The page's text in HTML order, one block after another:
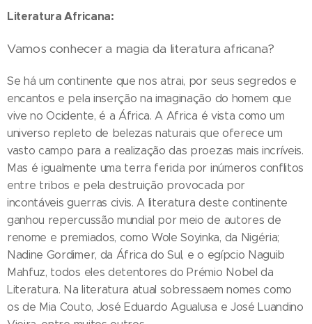
Literatura Africana:
Vamos conhecer a magia da literatura africana?
Se há um continente que nos atrai, por seus segredos e
encantos e pela inserção na imaginação do homem que
vive no Ocidente, é a África. A Africa é vista como um
universo repleto de belezas naturais que oferece um
vasto campo para a realização das proezas mais incríveis.
Mas é igualmente uma terra ferida por inúmeros conflitos
entre tribos e pela destruição provocada por
incontáveis guerras civis. A literatura deste continente
ganhou repercussão mundial por meio de autores de
renome e premiados, como Wole Soyinka, da Nigéria;
Nadine Gordimer, da África do Sul, e o egípcio Naguib
Mahfuz, todos eles detentores do Prémio Nobel da
Literatura. Na literatura atual sobressaem nomes como
os de Mia Couto, José Eduardo Agualusa e José Luandino